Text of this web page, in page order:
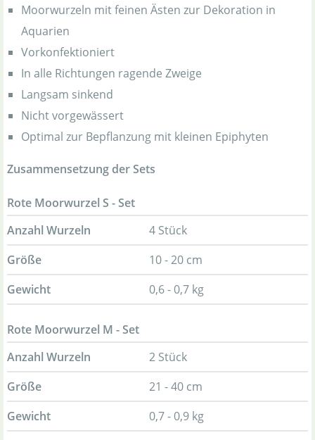
Moorwurzeln mit feinen Ästen zur Dekoration in
Aquarien
Vorkonfektioniert
In alle Richtungen ragende Zweige
Langsam sinkend
Nicht vorgewässert
Optimal zur Bepflanzung mit kleinen Epiphyten
Zusammensetzung der Sets
Rote Moorwurzel S - Set
Anzahl Wurzeln
4 Stück
Größe
10 - 20 cm
Gewicht
0,6 - 0,7 kg
Rote Moorwurzel M - Set
Anzahl Wurzeln
2 Stück
Größe
21 - 40 cm
Gewicht
0,7 - 0,9 kg